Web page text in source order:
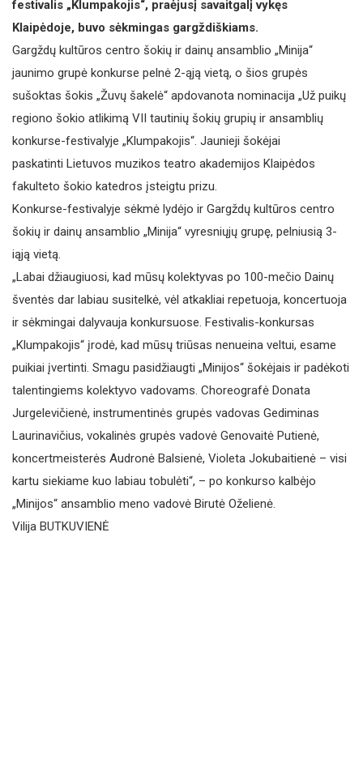
festivalis „Klumpakojis“, praėjusį savaitgalį vykęs
Klaipėdoje, buvo sėkmingas gargždiškiams.
Gargždų kultūros centro šokių ir dainų ansamblio „Minija“
jaunimo grupė konkurse pelnė 2-ąją vietą, o šios grupės
sušoktas šokis „Žuvų šakelė“ apdovanota nominacija „Už puikų
regiono šokio atlikimą VII tautinių šokių grupių ir ansamblių
konkurse-festivalyje „Klumpakojis“. Jaunieji šokėjai
paskatinti Lietuvos muzikos teatro akademijos Klaipėdos
fakulteto šokio katedros įsteigtu prizu.
Konkurse-festivalyje sėkmė lydėjo ir Gargždų kultūros centro
šokių ir dainų ansamblio „Minija“ vyresniųjų grupę, pelniusią 3-
iąją vietą.
„Labai džiaugiuosi, kad mūsų kolektyvas po 100-mečio Dainų
šventės dar labiau susitelkė, vėl atkakliai repetuoja, koncertuoja
ir sėkmingai dalyvauja konkursuose. Festivalis-konkursas
„Klumpakojis“ įrodė, kad mūsų triūsas nenueina veltui, esame
puikiai įvertinti. Smagu pasidžiaugti „Minijos“ šokėjais ir padėkoti
talentingiems kolektyvo vadovams. Choreografė Donata
Jurgelevičienė, instrumentinės grupės vadovas Gediminas
Laurinavičius, vokalinės grupės vadovė Genovaitė Putienė,
koncertmeisterės Audronė Balsienė, Violeta Jokubaitienė – visi
kartu siekiame kuo labiau tobulėti“, – po konkurso kalbėjo
„Minijos“ ansamblio meno vadovė Birutė Oželienė.
Vilija BUTKUVIENĖ